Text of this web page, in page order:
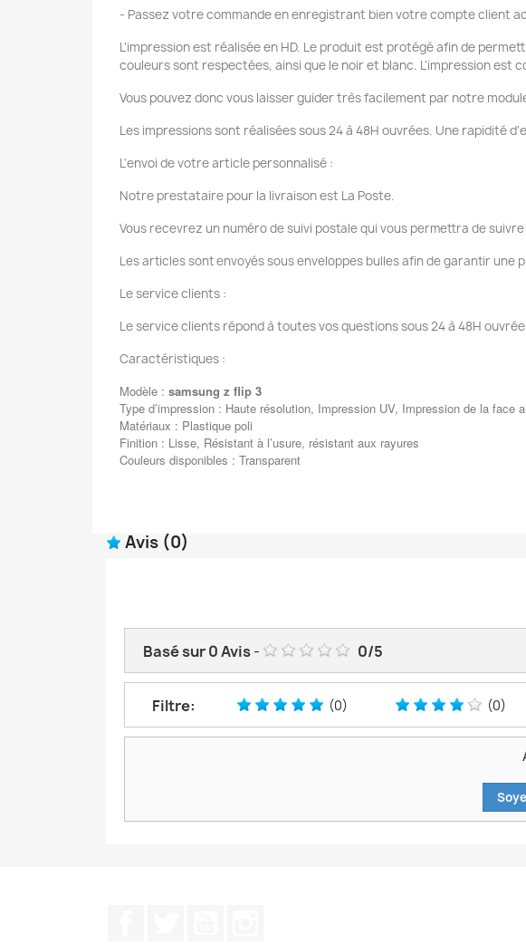
- Passez votre commande en enregistrant bien votre compte client
L'impression est réalisée en HD. Le produit est protégé afin de
couleurs sont respectées, ainsi que le noir et blanc. L'impression est
Vous pouvez donc vous laisser guider très facilement par notre
Les impressions sont réalisées sous 24 à 48H ouvrées. Une rapidité
L'envoi de votre article personnalisé :
Notre prestataire pour la livraison est La Poste.
Vous recevrez un numéro de suivi postale qui vous permettra de
Les articles sont envoyés sous enveloppes bulles afin de garantir
Le service clients :
Le service clients répond à toutes vos questions sous 24 à 48H
Caractéristiques :
Modèle : samsung z flip 3
Type d’impression : Haute résolution, Impression UV, Impression de la face
Matériaux : Plastique poli
Finition : Lisse, Résistant à l’usure, résistant aux rayures
Couleurs disponibles : Transparent
Avis (0)
Basé sur0Avis- 0/5
Filtre: (0) (0)